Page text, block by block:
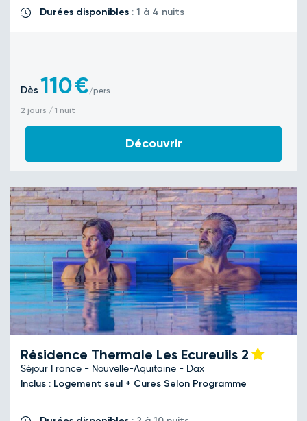
Durées disponibles : 1 à 4 nuits
Dès 110€/pers
2 jours / 1 nuit
Découvrir
Résidence Thermale Les Ecureuils 2
Séjour France - Nouvelle-Aquitaine - Dax
Inclus : Logement seul + Cures Selon Programme